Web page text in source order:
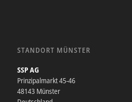
STANDORT MÜNSTER
SSP AG
Prinzipalmarkt 45-46
48143 Münster